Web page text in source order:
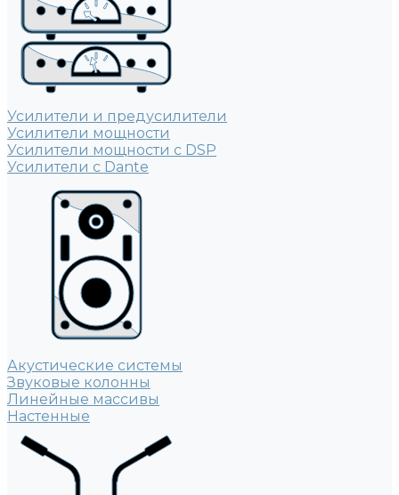
Усилители и предусилители
Усилители мощности
Усилители мощности с DSP
Усилители с Dante
Акустические системы
Звуковые колонны
Линейные массивы
Настенные